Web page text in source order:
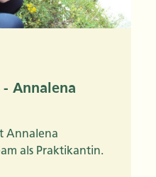
- Annalena
Annalena
als Praktikantin.